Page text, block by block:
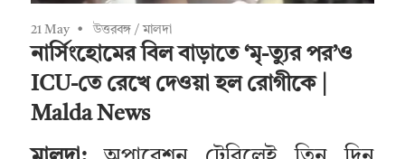
21 May উত্তরবঙ্গ /মালদা
নার্সিং‌হোমের বিল বাড়াতে ‘মৃ-ত্যুর পর’ও
ICU-তে রেখে দেওয়া হল রোগীকে |
Malda News